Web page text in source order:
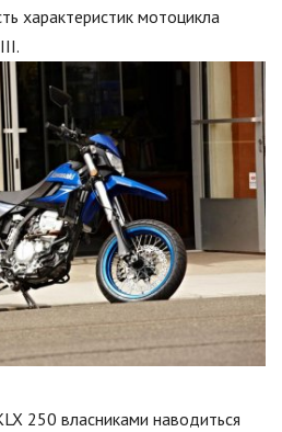
характеристик мотоцикла
250 власниками наводиться